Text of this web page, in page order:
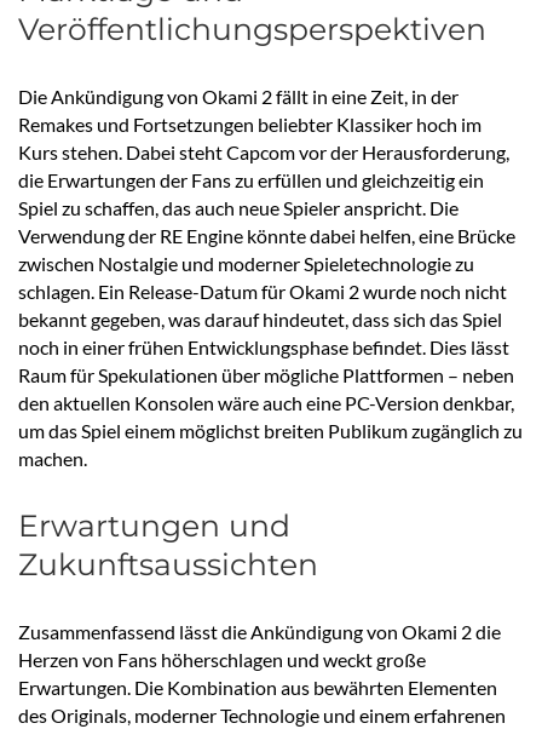
Veröffentlichungsperspektiven
Die Ankündigung von Okami 2 fällt in eine Zeit, in der
Remakes und Fortsetzungen beliebter Klassiker hoch im
Kurs stehen. Dabei steht Capcom vor der Herausforderung,
die Erwartungen der Fans zu erfüllen und gleichzeitig ein
Spiel zu schaffen, das auch neue Spieler anspricht. Die
Verwendung der RE Engine könnte dabei helfen, eine Brücke
zwischen Nostalgie und moderner Spieletechnologie zu
schlagen. Ein Release-Datum für Okami 2 wurde noch nicht
bekannt gegeben, was darauf hindeutet, dass sich das Spiel
noch in einer frühen Entwicklungsphase befindet. Dies lässt
Raum für Spekulationen über mögliche Plattformen – neben
den aktuellen Konsolen wäre auch eine PC-Version denkbar,
um das Spiel einem möglichst breiten Publikum zugänglich zu
machen.
Erwartungen und
Zukunftsaussichten
Zusammenfassend lässt die Ankündigung von Okami 2 die
Herzen von Fans höherschlagen und weckt große
Erwartungen. Die Kombination aus bewährten Elementen
des Originals, moderner Technologie und einem erfahrenen